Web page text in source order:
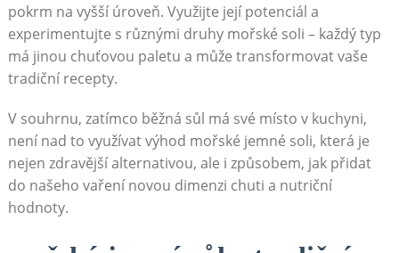
pokrm na vyšší úroveň. Využijte její potenciál a
experimentujte s různými druhy mořské soli – každý typ
má jinou chuťovou paletu a může transformovat vaše
tradiční recepty.
V souhrnu, zatímco běžná sůl má své místo v kuchyni,
není nad to využívat výhod mořské jemné soli, která je
nejen zdravější alternativou, ale i způsobem, jak přidat
do našeho vaření novou dimenzi chuti a nutriční
hodnoty.